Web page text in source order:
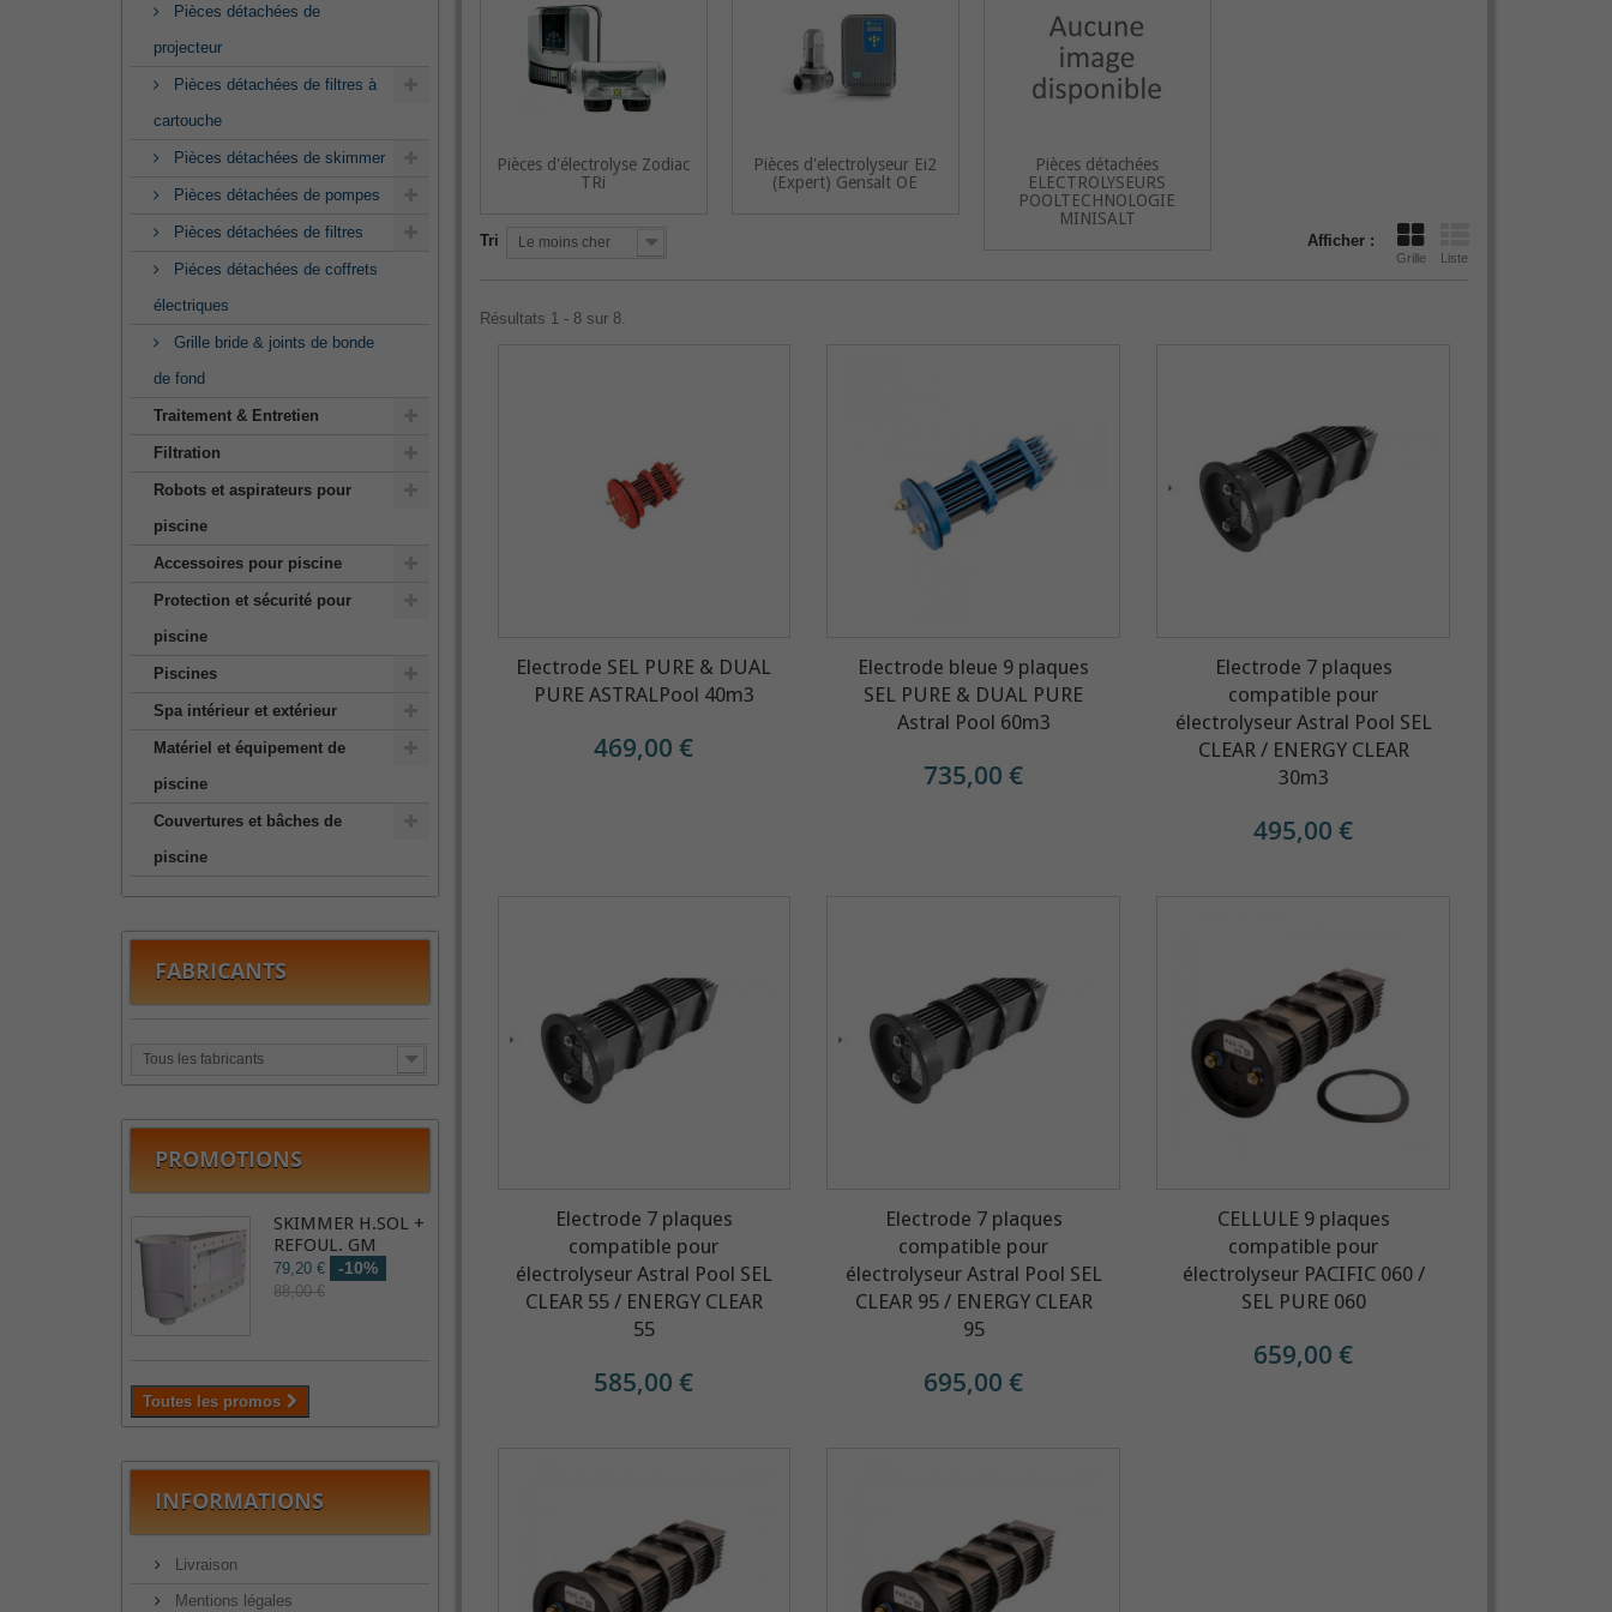
Pièces détachées de
projecteur
Pièces détachées de filtres à
cartouche
Pièces détachées de skimmer
Pièces détachées de pompes
Pièces détachées de filtres
Piéces détachées de coffrets
électriques
Grille bride & joints de bonde
de fond
Traitement & Entretien
Filtration
Robots et aspirateurs pour
piscine
Accessoires pour piscine
Protection et sécurité pour
piscine
Piscines
Spa intérieur et extérieur
Matériel et équipement de
piscine
Couvertures et bâches de
piscine
FABRICANTS
Tous les fabricants
PROMOTIONS
SKIMMER H.SOL +
REFOUL. GM
79,20 € -10%
88,00 €
Toutes les promos
INFORMATIONS
Livraison
Mentions légales
Pièces d'électrolyse Zodiac
TRi
Pièces d'electrolyseur Ei2
(Expert) Gensalt OE
Pièces détachées
ELECTROLYSEURS
POOLTECHNOLOGIE
MINISALT
Afficher :
Grille Liste
Tri Le moins cher
Résultats 1 - 8 sur 8.
Electrode SEL PURE & DUAL
PURE ASTRALPool 40m3
469,00 €
Electrode bleue 9 plaques
SEL PURE & DUAL PURE
Astral Pool 60m3
735,00 €
Electrode 7 plaques
compatible pour
électrolyseur Astral Pool SEL
CLEAR / ENERGY CLEAR
30m3
495,00 €
Electrode 7 plaques
compatible pour
électrolyseur Astral Pool SEL
CLEAR 55 / ENERGY CLEAR
55
585,00 €
Electrode 7 plaques
compatible pour
électrolyseur Astral Pool SEL
CLEAR 95 / ENERGY CLEAR
95
695,00 €
CELLULE 9 plaques
compatible pour
électrolyseur PACIFIC 060 /
SEL PURE 060
659,00 €